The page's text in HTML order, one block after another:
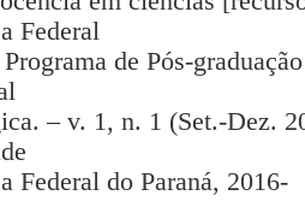
Federal
de Pós-
– v. 1, n. 1 (Set.-Dez.
Federal do Paraná, 2016-